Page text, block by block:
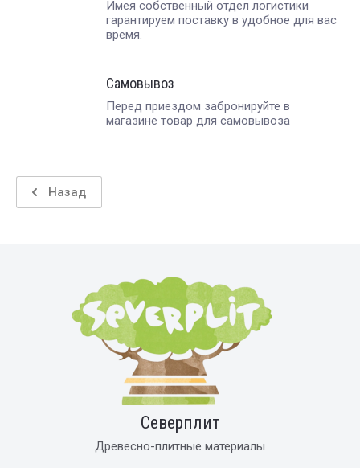
Имея собственный отдел логистики
гарантируем поставку в удобное для вас
время.
Самовывоз
Перед приездом забронируйте в
магазине товар для самовывоза
Назад
Северплит
Древесно-плитные материалы